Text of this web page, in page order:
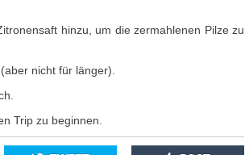
hinzu, um die zermahlenen Pilze zu
nicht für länger).
Trip zu beginnen.